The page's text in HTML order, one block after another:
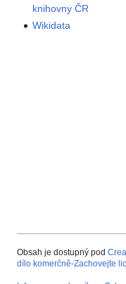
knihovny ČR
Wikidata
Obsah je dostupný pod
dílo komerčně-Zachovejte